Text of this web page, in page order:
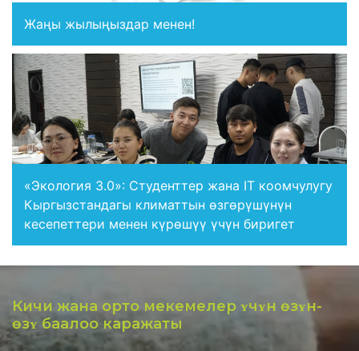
Жаңы жылыңыздар менен!
«Экология 3.0»: Студенттер жана IT коомчулугу
Кыргызстандагы климаттын өзгөрүшүнүн
кесепеттери менен күрөшүү үчүн биригет
Кичи жана орто мекемелер ʏчʏн ѳзʏн-
ѳзʏ баалоо каражаты